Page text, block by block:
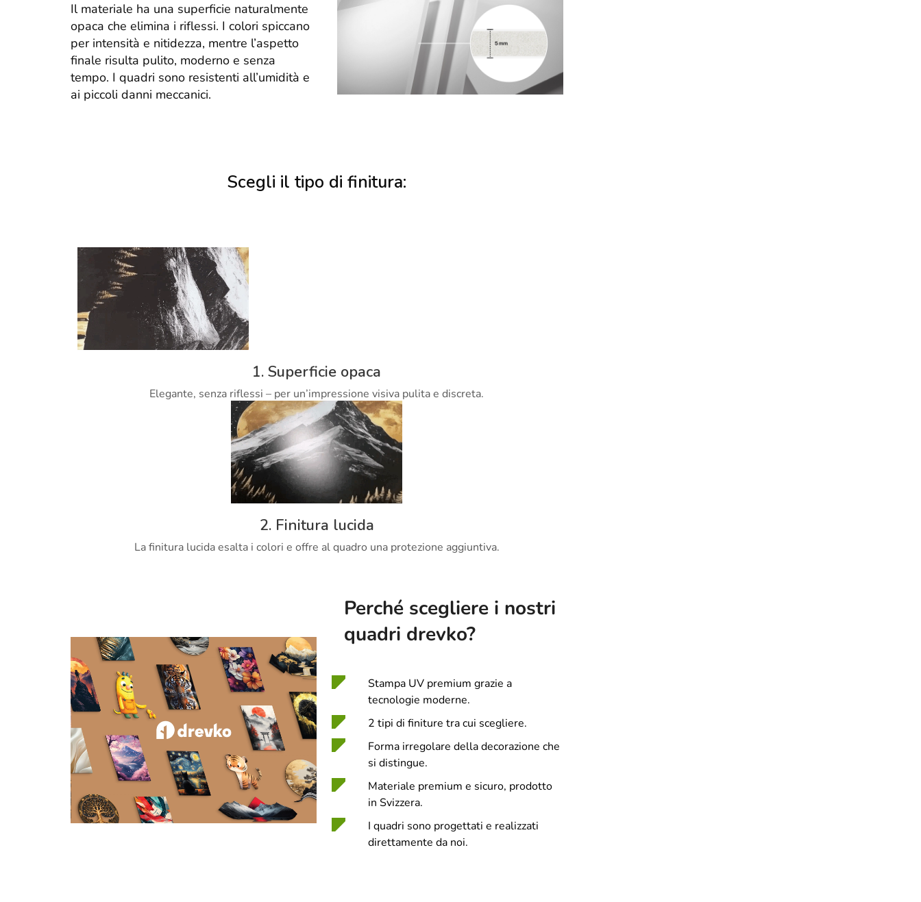
Il materiale ha una superficie naturalmente
opaca che elimina i riflessi. I colori spiccano
per intensità e nitidezza, mentre l’aspetto
finale risulta pulito, moderno e senza
tempo. I quadri sono resistenti all’umidità e
ai piccoli danni meccanici.
Scegli il tipo di finitura:
1. Superficie opaca
Elegante, senza riflessi – per un’impressione visiva pulita e discreta.
2. Finitura lucida
La finitura lucida esalta i colori e offre al quadro una protezione aggiuntiva.
Perché scegliere i nostri
quadri drevko?
Stampa UV premium grazie a
tecnologie moderne.
2 tipi di finiture tra cui scegliere.
Forma irregolare della decorazione che
si distingue.
Materiale premium e sicuro, prodotto
in Svizzera.
I quadri sono progettati e realizzati
direttamente da noi.